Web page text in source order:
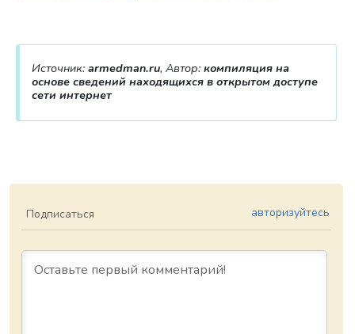
Источник: armedman.ru, Автор: компиляция на
основе сведений находящихся в открытом доступе
сети интернет
Подписаться авторизуйтесь